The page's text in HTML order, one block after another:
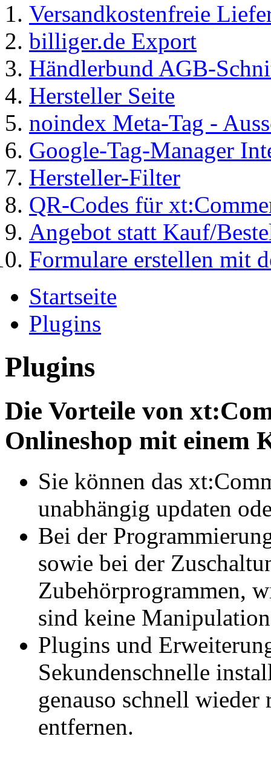
Versandkostenfreie
billiger.de Export
Händlerbund AGB-
Hersteller Seite
noindex Meta-Tag -
Google-Tag-Manager
Hersteller-Filter
QR-Codes für
Angebot statt Kauf/
Formulare erstellen mit
Startseite
Plugins
Plugins
Die Vorteile von
Onlineshop mit einem
Sie können das
unabhängig updaten
Bei der
sowie bei der
Zubehörprogrammen,
sind keine
Plugins und
Sekundenschnelle
genauso schnell wieder
entfernen.